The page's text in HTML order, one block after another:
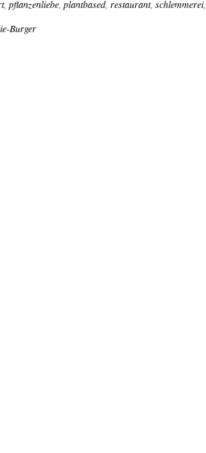
, pflanzenliebe, plantbased, restaurant, schlemmerei,
Burger